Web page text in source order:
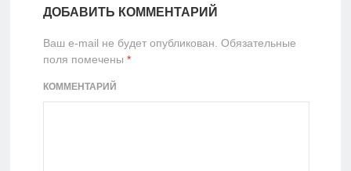
ДОБАВИТЬ КОММЕНТАРИЙ
Ваш e-mail не будет опубликован. Обязательные
поля помечены *
КОММЕНТАРИЙ